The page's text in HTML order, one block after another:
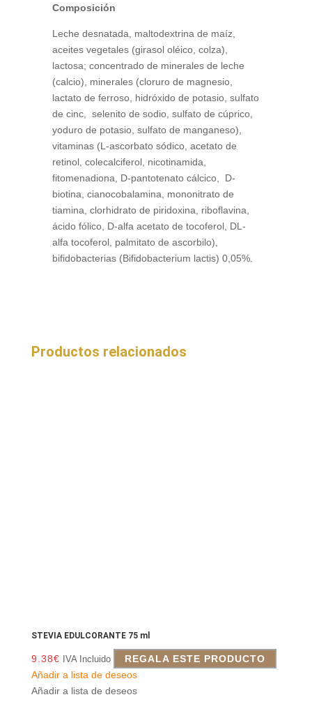
Composición
Leche desnatada, maltodextrina de maíz,
aceites vegetales (girasol oléico, colza),
lactosa; concentrado de minerales de leche
(calcio), minerales (cloruro de magnesio,
lactato de ferroso, hidróxido de potasio, sulfato
de cinc, selenito de sodio, sulfato de cúprico,
yoduro de potasio, sulfato de manganeso),
vitaminas (L-ascorbato sódico, acetato de
retinol, colecalciferol, nicotinamida,
fitomenadiona, D-pantotenato cálcico, D-
biotina, cianocobalamina, mononitrato de
tiamina, clorhidrato de piridoxina, riboflavina,
ácido fólico, D-alfa acetato de tocoferol, DL-
alfa tocoferol, palmitato de ascorbilo),
bifidobacterias (Bifidobacterium lactis) 0,05%.
Productos relacionados
STEVIA EDULCORANTE 75 ml
9.38€ IVA Incluido
REGALA ESTE PRODUCTO
Añadir a lista de deseos
Añadir a lista de deseos